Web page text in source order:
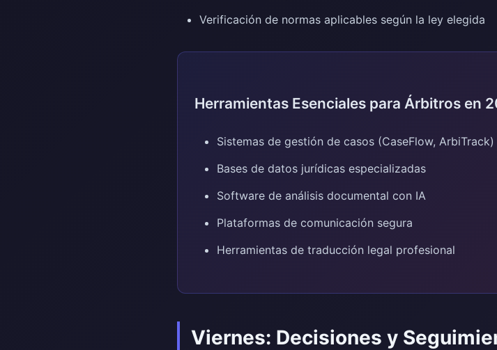
Verificación de normas aplicables según la ley elegida
Herramientas Esenciales para Árbitros en
Sistemas de gestión de casos (CaseFlow, ArbiTrack)
Bases de datos jurídicas especializadas
Software de análisis documental con IA
Plataformas de comunicación segura
Herramientas de traducción legal profesional
Viernes: Decisiones y